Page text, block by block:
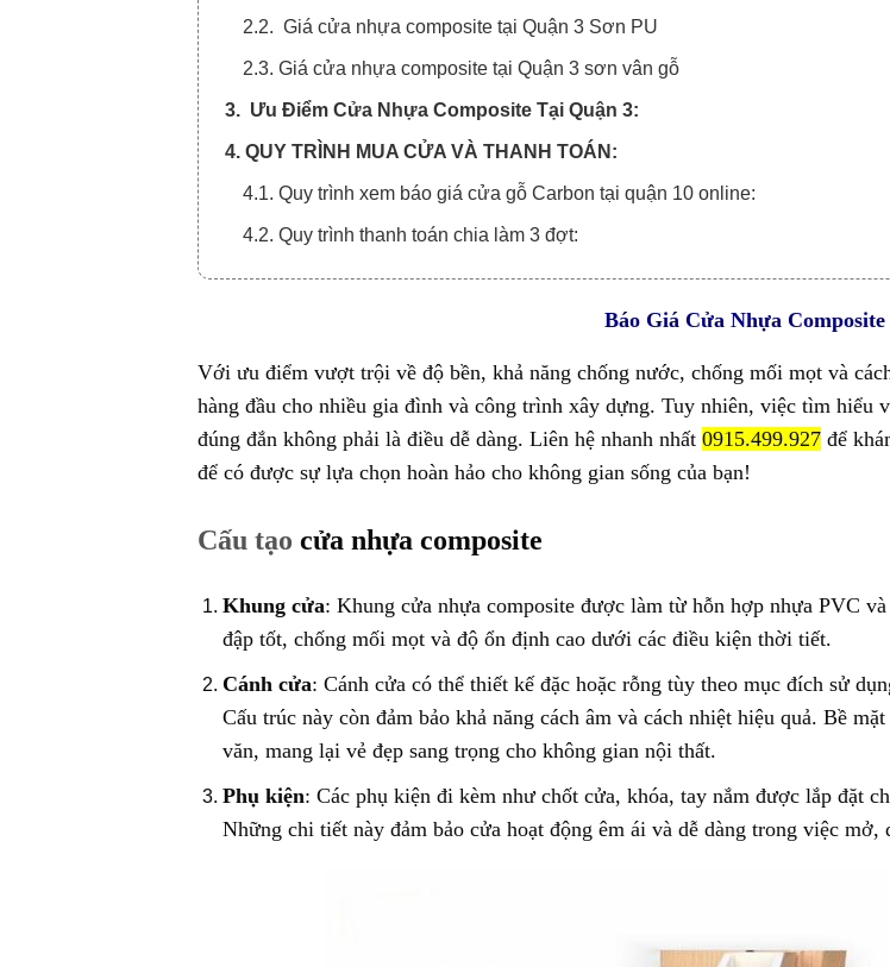
2.2. Giá cửa nhựa composite tại Quận 3 Sơn PU
2.3. Giá cửa nhựa composite tại Quận 3 sơn vân gỗ
3. Ưu Điểm Cửa Nhựa Composite Tại Quận 3:
4. QUY TRÌNH MUA CỬA VÀ THANH TOÁN:
4.1. Quy trình xem báo giá cửa gỗ Carbon tại quận 10 online:
4.2. Quy trình thanh toán chia làm 3 đợt:
Báo Giá Cửa Nhựa
Với ưu điểm vượt trội về độ bền, khả năng chống nước, chống mối mọt và
hàng đầu cho nhiều gia đình và công trình xây dựng. Tuy nhiên, việc tìm hiểu
đúng đắn không phải là điều dễ dàng. Liên hệ nhanh nhất0915.499.927 để
để có được sự lựa chọn hoàn hảo cho không gian sống của bạn!
Cấu tạocửa nhựa composite
Khung cửa: Khung cửa nhựa composite được làm từ hỗn hợp nhựa PVC
đập tốt, chống mối mọt và độ ổn định cao dưới các điều kiện thời tiết.
Cánh cửa: Cánh cửa có thể thiết kế đặc hoặc rỗng tùy theo mục đích sử
Cấu trúc này còn đảm bảo khả năng cách âm và cách nhiệt hiệu quả. Bề
văn, mang lại vẻ đẹp sang trọng cho không gian nội thất.
Phụ kiện: Các phụ kiện đi kèm như chốt cửa, khóa, tay nắm được lắp đặt
Những chi tiết này đảm bảo cửa hoạt động êm ái và dễ dàng trong việc mở,